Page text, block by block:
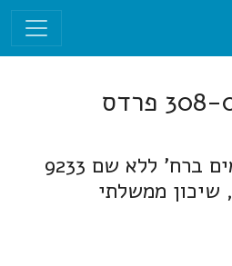
תוכנית 308-0664318 פרדס
בית כנסת שערי שמים ברח' ללא שם 9233
שיכון ממשלתי